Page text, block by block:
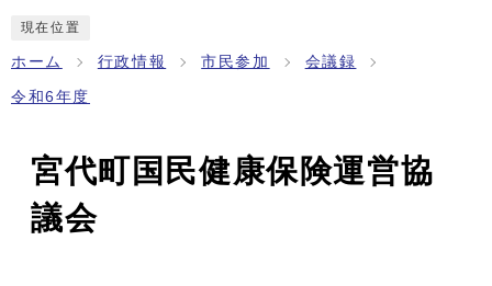
現在位置
ホーム 行政情報 市民参加 会議録
令和6年度
宮代町国民健康保険運営協
議会